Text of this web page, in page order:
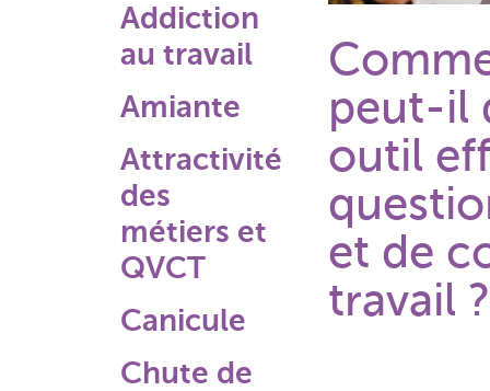
Addiction
au travail
Amiante
Attractivité
des
métiers et
QVCT
Canicule
Chute de
peut-il
outil
et de
travail ?